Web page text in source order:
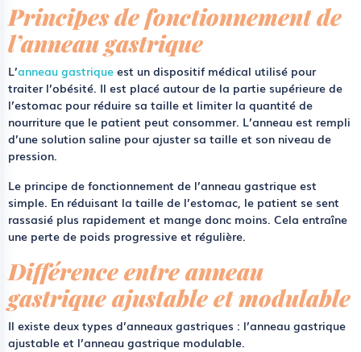
Principes de fonctionnement de
l’anneau gastrique
L’anneau gastrique est un dispositif médical utilisé pour
traiter l’obésité. Il est placé autour de la partie supérieure de
l’estomac pour réduire sa taille et limiter la quantité de
nourriture que le patient peut consommer. L’anneau est rempli
d’une solution saline pour ajuster sa taille et son niveau de
pression.
Le principe de fonctionnement de l’anneau gastrique est
simple. En réduisant la taille de l’estomac, le patient se sent
rassasié plus rapidement et mange donc moins. Cela entraîne
une perte de poids progressive et régulière.
Différence entre anneau
gastrique ajustable et modulable
Il existe deux types d’anneaux gastriques : l’anneau gastrique
ajustable et l’anneau gastrique modulable.